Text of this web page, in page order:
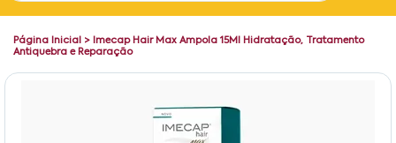
Bahia
Página Inicial > Imecap Hair Max Ampola 15Ml Hidratação, Tratamento
Antiquebra e Reparação